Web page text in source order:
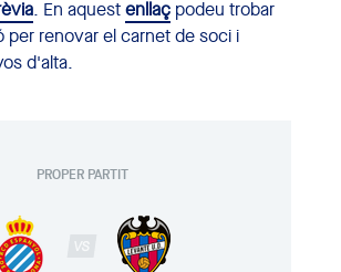
. En aquestenllaç podeu trobar
per renovar el carnet de soci i
d'alta.
PROPER PARTIT
VS